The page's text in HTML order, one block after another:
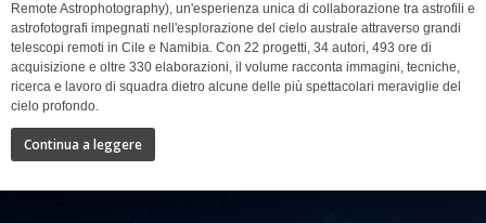
Remote Astrophotography), un'esperienza unica di collaborazione tra astrofili e
astrofotografi impegnati nell'esplorazione del cielo australe attraverso grandi
telescopi remoti in Cile e Namibia. Con 22 progetti, 34 autori, 493 ore di
acquisizione e oltre 330 elaborazioni, il volume racconta immagini, tecniche,
ricerca e lavoro di squadra dietro alcune delle più spettacolari meraviglie del
cielo profondo.
Continua a leggere